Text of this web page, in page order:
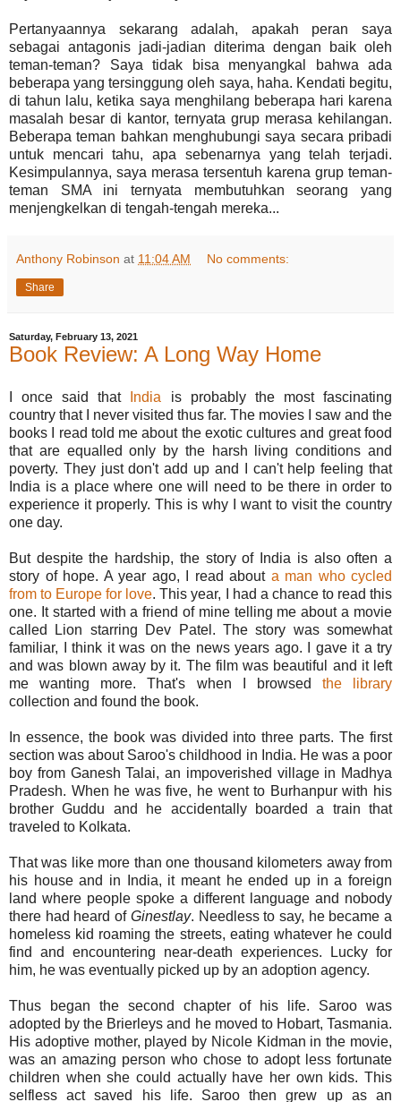
Pertanyaannya sekarang adalah, apakah peran saya
sebagai antagonis jadi-jadian diterima dengan baik oleh
teman-teman? Saya tidak bisa menyangkal bahwa ada
beberapa yang tersinggung oleh saya, haha. Kendati begitu,
di tahun lalu, ketika saya menghilang beberapa hari karena
masalah besar di kantor, ternyata grup merasa kehilangan.
Beberapa teman bahkan menghubungi saya secara pribadi
untuk mencari tahu, apa sebenarnya yang telah terjadi.
Kesimpulannya, saya merasa tersentuh karena grup teman-
teman SMA ini ternyata membutuhkan seorang yang
menjengkelkan di tengah-tengah mereka...
Anthony Robinson at 11:04 AM No comments:
Share
Saturday, February 13, 2021
Book Review: A Long Way Home
I once said that India is probably the most fascinating
country that I never visited thus far. The movies I saw and the
books I read told me about the exotic cultures and great food
that are equalled only by the harsh living conditions and
poverty. They just don't add up and I can't help feeling that
India is a place where one will need to be there in order to
experience it properly. This is why I want to visit the country
one day.
But despite the hardship, the story of India is also often a
story of hope. A year ago, I read about a man who cycled
from to Europe for love. This year, I had a chance to read this
one. It started with a friend of mine telling me about a movie
called Lion starring Dev Patel. The story was somewhat
familiar, I think it was on the news years ago. I gave it a try
and was blown away by it. The film was beautiful and it left
me wanting more. That's when I browsed the library
collection and found the book.
In essence, the book was divided into three parts. The first
section was about Saroo's childhood in India. He was a poor
boy from Ganesh Talai, an impoverished village in Madhya
Pradesh. When he was five, he went to Burhanpur with his
brother Guddu and he accidentally boarded a train that
traveled to Kolkata.
That was like more than one thousand kilometers away from
his house and in India, it meant he ended up in a foreign
land where people spoke a different language and nobody
there had heard of Ginestlay. Needless to say, he became a
homeless kid roaming the streets, eating whatever he could
find and encountering near-death experiences. Lucky for
him, he was eventually picked up by an adoption agency.
Thus began the second chapter of his life. Saroo was
adopted by the Brierleys and he moved to Hobart, Tasmania.
His adoptive mother, played by Nicole Kidman in the movie,
was an amazing person who chose to adopt less fortunate
children when she could actually have her own kids. This
selfless act saved his life. Saroo then grew up as an